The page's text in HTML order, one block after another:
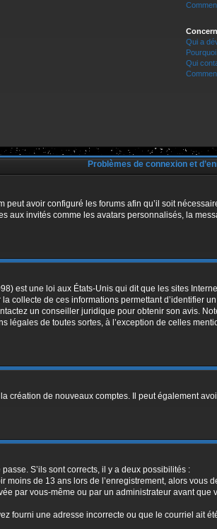
Qui a
Qui
Problèmes de connexion et
peut avoir configuré les forums afin qu’il soit
aux invités comme les avatars personnalisés, la
est une loi aux États-Unis qui dit que les sites
collecte de ces informations permettant d’identifier
un conseiller juridique pour obtenir son avis.
légales de toutes sortes, à l’exception de celles
création de nouveaux comptes. Il peut également
S’ils sont corrects, il y a deux possibilités :
moins de 13 ans lors de l’enregistrement, alors
par vous-même ou par un administrateur avant
fourni une adresse incorrecte ou que le courriel ait